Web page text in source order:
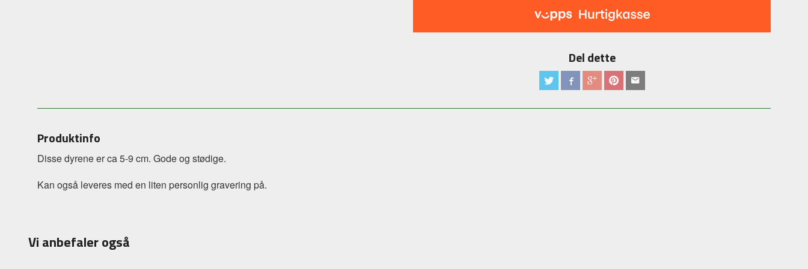
Del dette
Produktinfo
Disse dyrene er ca 5-9 cm. Gode og stødige.
Kan også leveres med en liten personlig gravering på.
Vi anbefaler også